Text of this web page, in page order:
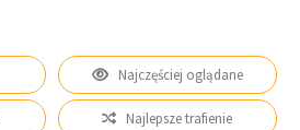
Najczęściej oglądane
Najlepsze trafienie